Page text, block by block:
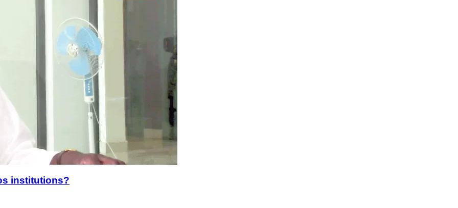
institutions?